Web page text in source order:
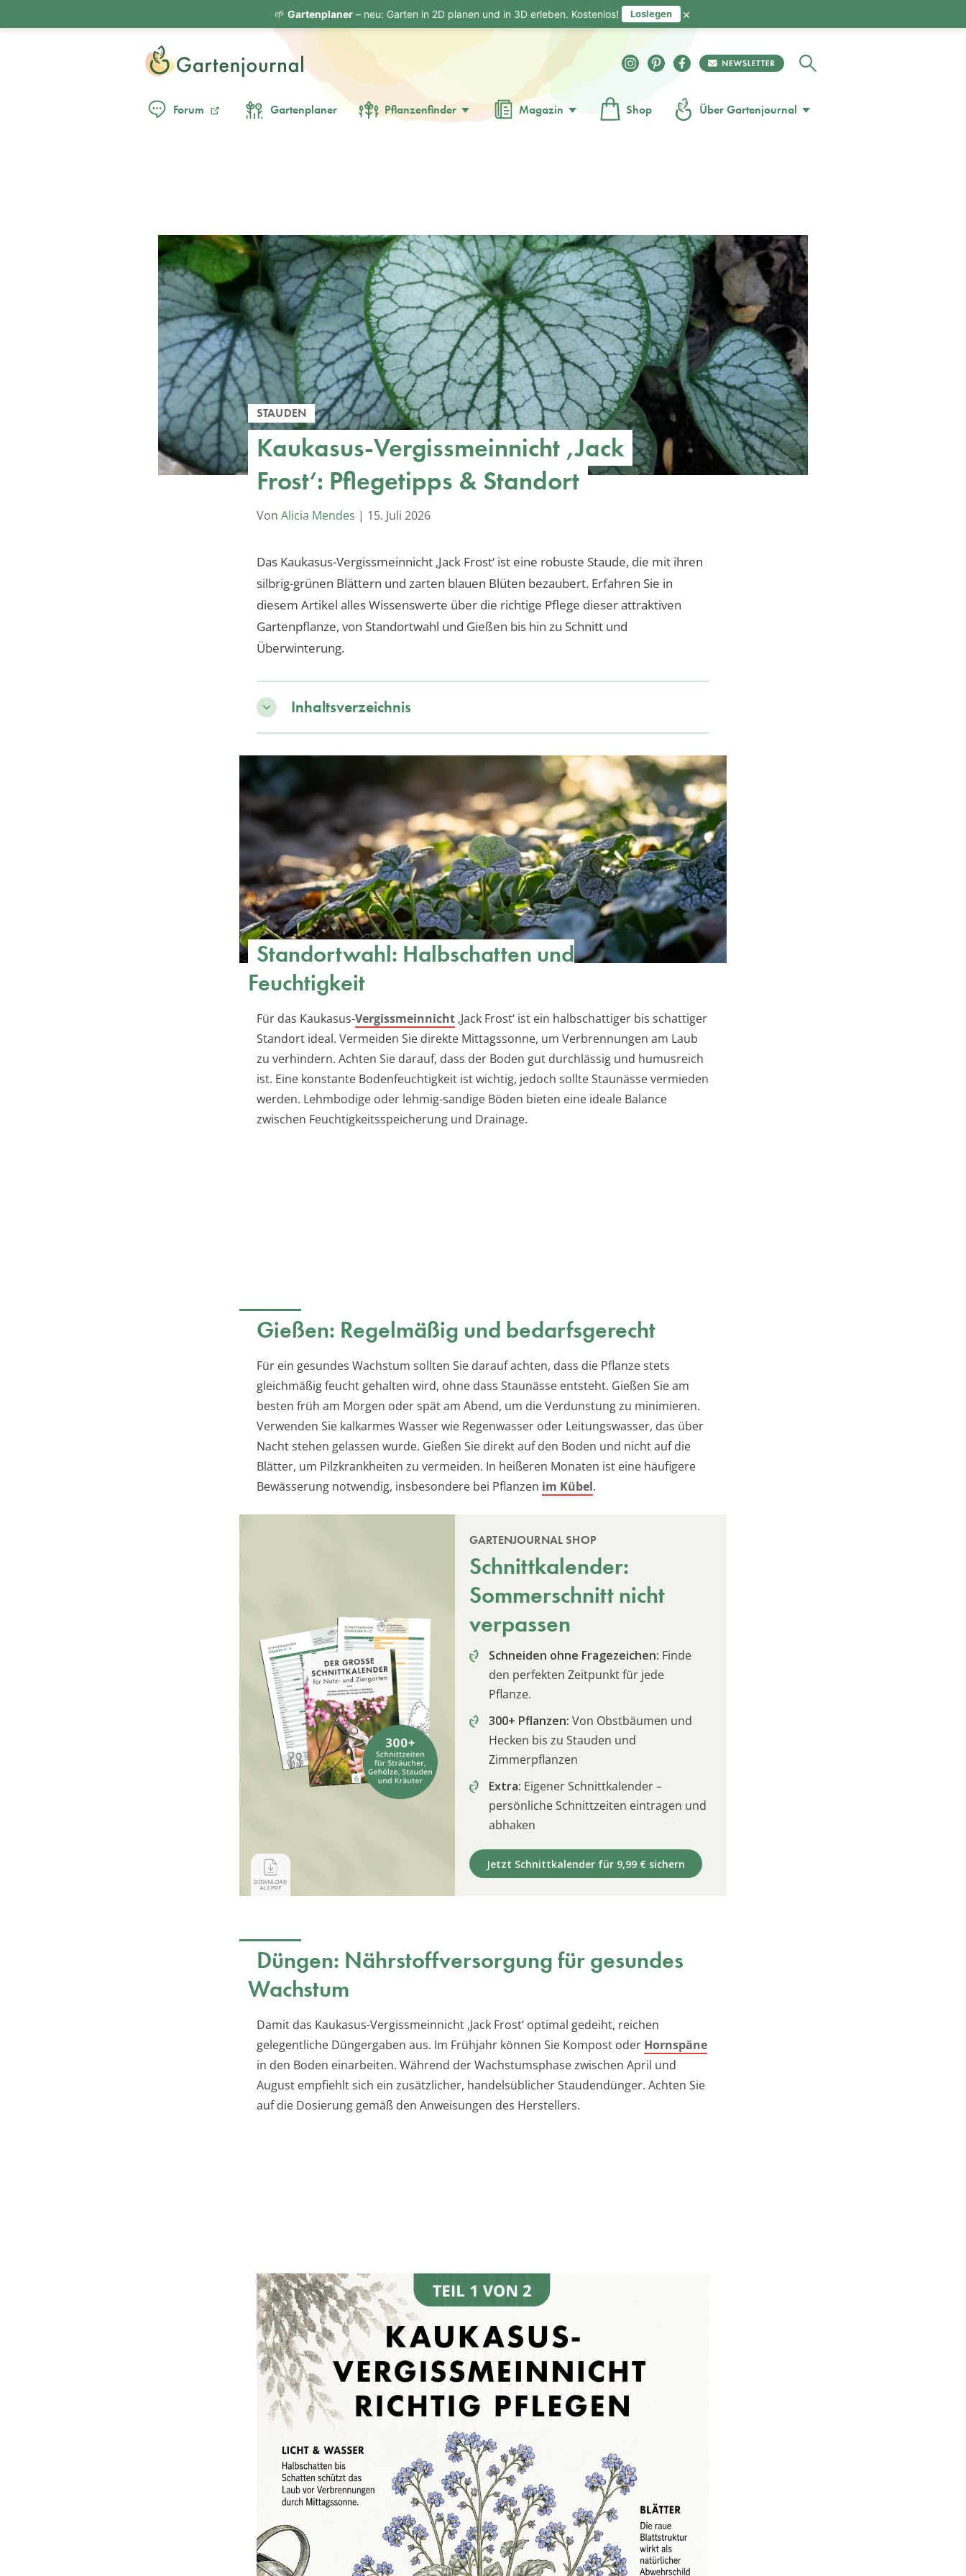
Forum Gartenplaner Pflanzenfinder Magazin Shop Über Gartenjournal
STAUDEN
Kaukasus-Vergissmeinnicht ‚Jack
Frost‘: Pflegetipps & Standort
Von Alicia Mendes | 15. Juli 2026
Das Kaukasus-Vergissmeinnicht ‚Jack Frost‘ ist eine robuste Staude, die mit ihren
silbrig-grünen Blättern und zarten blauen Blüten bezaubert. Erfahren Sie in
diesem Artikel alles Wissenswerte über die richtige Pflege dieser attraktiven
Gartenpflanze, von Standortwahl und Gießen bis hin zu Schnitt und
Überwinterung.
Inhaltsverzeichnis
Standortwahl: Halbschatten und
Feuchtigkeit
Für das Kaukasus-Vergissmeinnicht ‚Jack Frost‘ ist ein halbschattiger bis schattiger
Standort ideal. Vermeiden Sie direkte Mittagssonne, um Verbrennungen am Laub
zu verhindern. Achten Sie darauf, dass der Boden gut durchlässig und humusreich
ist. Eine konstante Bodenfeuchtigkeit ist wichtig, jedoch sollte Staunässe vermieden
werden. Lehmbodige oder lehmig-sandige Böden bieten eine ideale Balance
zwischen Feuchtigkeitsspeicherung und Drainage.
Gießen: Regelmäßig und bedarfsgerecht
Für ein gesundes Wachstum sollten Sie darauf achten, dass die Pflanze stets
gleichmäßig feucht gehalten wird, ohne dass Staunässe entsteht. Gießen Sie am
besten früh am Morgen oder spät am Abend, um die Verdunstung zu minimieren.
Verwenden Sie kalkarmes Wasser wie Regenwasser oder Leitungswasser, das über
Nacht stehen gelassen wurde. Gießen Sie direkt auf den Boden und nicht auf die
Blätter, um Pilzkrankheiten zu vermeiden. In heißeren Monaten ist eine häufigere
Bewässerung notwendig, insbesondere bei Pflanzen im Kübel.
GARTENJOURNAL SHOP
Schnittkalender:
Sommerschnitt nicht
verpassen
Schneiden ohne Fragezeichen: Finde
den perfekten Zeitpunkt für jede
Pflanze.
300+ Pflanzen: Von Obstbäumen und
Hecken bis zu Stauden und
Zimmerpflanzen
Extra: Eigener Schnittkalender –
persönliche Schnittzeiten eintragen und
abhaken
Jetzt Schnittkalender für 9,99 € sichern
Düngen: Nährstoffversorgung für gesundes
Wachstum
Damit das Kaukasus-Vergissmeinnicht ‚Jack Frost‘ optimal gedeiht, reichen
gelegentliche Düngergaben aus. Im Frühjahr können Sie Kompost oder Hornspäne
in den Boden einarbeiten. Während der Wachstumsphase zwischen April und
August empfiehlt sich ein zusätzlicher, handelsüblicher Staudendünger. Achten Sie
auf die Dosierung gemäß den Anweisungen des Herstellers.
🌱 Gartenplaner– neu: Garten in 2D planen und in 3D erleben. Kostenlos! Loslegen ×